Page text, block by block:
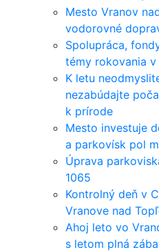
Mesto Vranov
vodorovné
Spolupráca,
témy rokovania v
K letu
nezabúdajte
k prírode
Mesto investuje
a parkovísk pol
Úprava
1065
Kontrolný deň v
Vranove nad
Ahoj leto vo
s letom plná